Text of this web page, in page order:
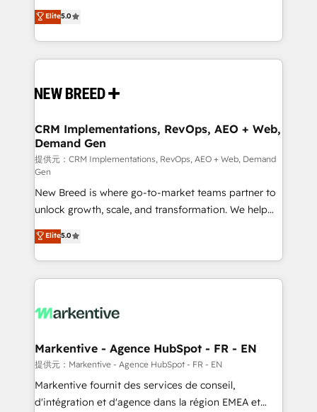
の一部をAIが自律実行する組織への移行を設計・実装。
Breeze・Claude等をHubSpotと連携させ、役割定義・
革を、構想から実装・定着までPMOとして主導。「設
の統合・浸透・変革管理を実行します。 ▸ CMS戦略設
計・構築：リード獲得・CVR・SEOを前提にした情報設
計・導線設計・テンプレート設計をContent Hubで一体
提供。 ▸ 既存CRM・MAからの移行支援：Salesforce・
Marketo・Pardot等からの移行、カスタム設計、履歴
データ移行と活用設計まで。 ▸ AEO対応：ChatGPT・
ンツとサイト構造を最適化。 🏆 なぜ100incを選ぶの
か？ ✓ HubSpot Eliteパートナー認定 ✓ HubSpotアワ
ード受賞・HUGリーダー ✓ ISO27001:2022 /
HubSpot大百科 出版 CRM・AI活用に関するご相談、現
せください。
into a revenue engine. Our unified ecosystem
includes specialized divisions Globalia (AI &
Software) and Point Success Media (Paid Media),
making this the official home for all three brands. 🔄
and system integrations powered by Globalia’s
trainers to drive platform adoption. 📈 Revenue
Generation - Full-funnel marketing and high-
performance advertising via Point Success Media. -
Expert deployment of Breeze AI and custom agents
to automate growth. 🏆 Elite Excellence - 8 platform
accreditations and deep HIPAA-compliance
expertise. - A team of 250+ experts dedicated to
your resilient growth.
Elite5.0
CRM Implementations, RevOps, AEO + Web,
Demand Gen
提供元：CRM Implementations, RevOps, AEO + Web, Demand
Gen
New Breed is where go-to-market teams partner to
unlock growth, scale, and transformation. We help
companies activate HubSpot’s AI-powered
customer platform and operationalize HubSpot’s
Loop Marketing framework through expert-led
services, smart agents, and purpose-built apps,
results, fast. ⚙️CRM & RevOps: Align all Hubs to your
🎯Demand Gen & ABM: Drive pipeline with inbound,
ABM, AEO, SEO, & paid media. 👩‍💻Web Design:
Build high-performing websites with UX, messaging,
& conversion strategy that drive results. 🤖AI
Elite5.0
Markentive - Agence HubSpot - FR - EN
提供元：Markentive - Agence HubSpot - FR - EN
Markentive fournit des services de conseil,
d'intégration et d'agence dans la région EMEA et